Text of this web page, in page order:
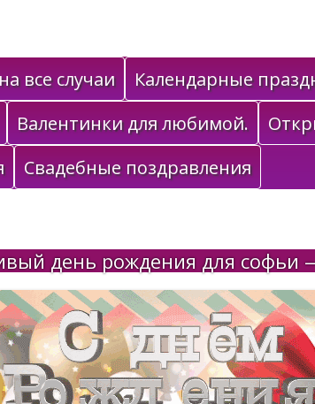
все случаи
Календарные
Валентинки для любимой.
Свадебные поздравления
день рождения для софьи